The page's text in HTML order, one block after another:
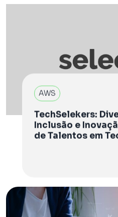
AWS
TechSelekers:
Inclusão e
de Talentos em